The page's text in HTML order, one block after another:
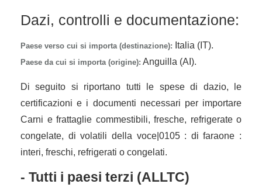
Dazi, controlli e documentazione:
Paese verso cui si importa (destinazione): Italia (IT).
Paese da cui si importa (origine): Anguilla (AI).
Di seguito si riportano tutti le spese di dazio, le
certificazioni e i documenti necessari per importare
Carni e frattaglie commestibili, fresche, refrigerate o
congelate, di volatili della voce|0105 : di faraone :
interi, freschi, refrigerati o congelati.
- Tutti i paesi terzi (ALLTC)